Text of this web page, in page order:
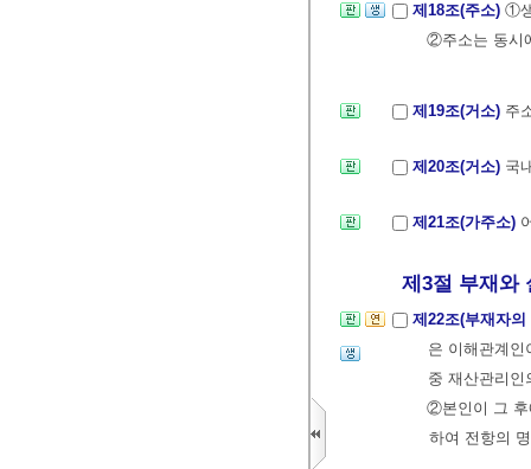
제18조(주소) ①
②주소는 동시
제19조(거소) 주
제20조(거소) 국
제21조(가주소)
제3절 부재와
제22조(부재자
은 이해관계
중 재산관리
②본인이 그 후
하여 전항의